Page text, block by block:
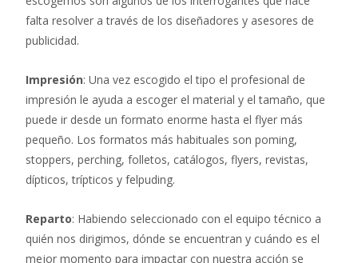
falta resolver a través de los diseñadores y asesores de
publicidad.
Impresión: Una vez escogido el tipo el profesional de
impresión le ayuda a escoger el material y el tamaño, que
puede ir desde un formato enorme hasta el flyer más
pequeño. Los formatos más habituales son poming,
stoppers, perching, folletos, catálogos, flyers, revistas,
dípticos, trípticos y felpuding.
Reparto: Habiendo seleccionado con el equipo técnico a
quién nos dirigimos, dónde se encuentran y cuándo es el
mejor momento para impactar con nuestra acción se